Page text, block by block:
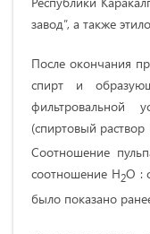
завод”, а также
После окончания
спирт и
фильтровальной
(спиртовый
Соотношение
соотношение Н2О :
было показано